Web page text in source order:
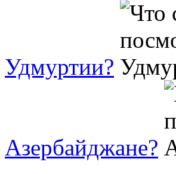
Удмуртии?
Азербайджане?